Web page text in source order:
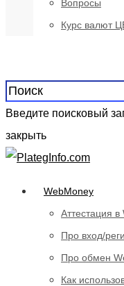
Вопросы
Курс валют
Введите поисковый
закрыть
WebMoney
Аттестация
Про вход/
Про обмен
Как